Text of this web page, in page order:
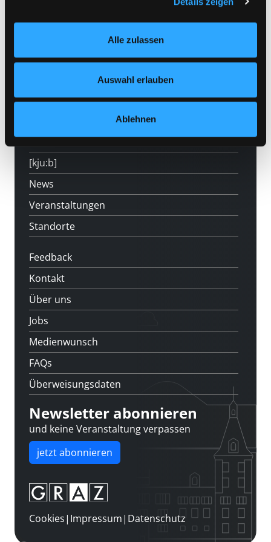
Footer unter „Cookies“ die gesetzte Zustimmung
jederzeit widerrufen und Ihre Einstellungen verändern.
Nähere Informationen finden Sie in unserer
Alle zulassen
Auswahl erlauben
Ablehnen
Hotline (Mo-Fr 9 bis 17 Uhr): 0316 872-
Mitgliedschaft
LABUKA
[kju:b]
News
Veranstaltungen
Standorte
Feedback
Kontakt
Über uns
Jobs
Medienwunsch
FAQs
Überweisungsdaten
Newsletter abonnieren
und keine Veranstaltung verpassen
jetzt abonnieren
Cookies| Impressum| Datenschutz